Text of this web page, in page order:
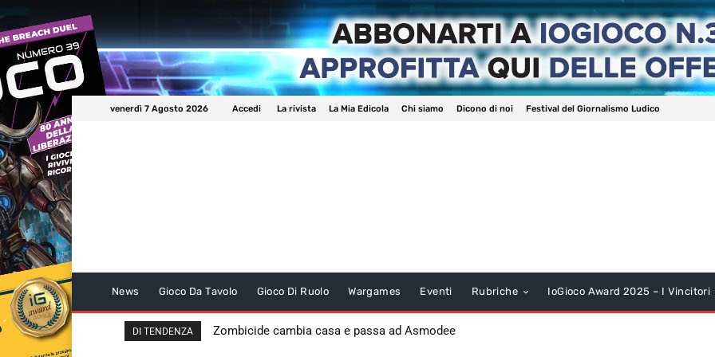
venerdì 7 Agosto 2026 Accedi La rivista La Mia Edicola Chi siamo Dicono di noi Festival del Giornalismo Ludico
News Gioco Da Tavolo Gioco Di Ruolo Wargames Eventi Rubriche IoGioco Award 2025 – I Vincitori
DI TENDENZA Zombicide cambia casa e passa ad Asmodee